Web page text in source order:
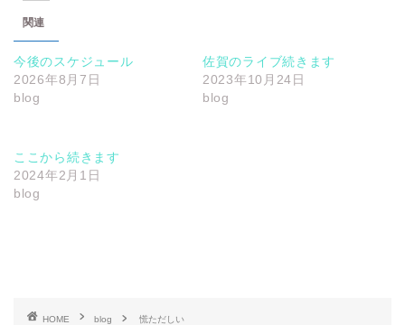
関連
今後のスケジュール
2026年8月7日
blog
佐賀のライブ続きます
2023年10月24日
blog
ここから続きます
2024年2月1日
blog
HOME blog 慌ただしい